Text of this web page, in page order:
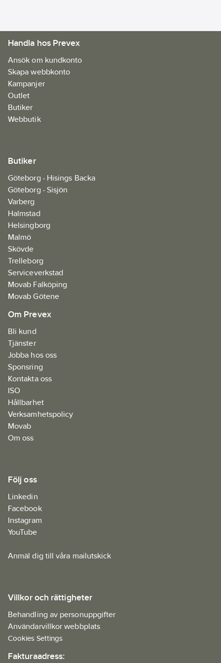
Handla hos Prevex
Ansök om kundkonto
Skapa webbkonto
Kampanjer
Outlet
Butiker
Webbutik
Butiker
Göteborg - Hisings Backa
Göteborg - Sisjön
Varberg
Halmstad
Helsingborg
Malmö
Skövde
Trelleborg
Serviceverkstad
Movab Falköping
Movab Götene
Om Prevex
Bli kund
Tjänster
Jobba hos oss
Sponsring
Kontakta oss
ISO
Hållbarhet
Verksamhetspolicy
Movab
Om oss
Följ oss
Linkedin
Facebook
Instagram
YouTube
Anmäl dig till våra mailutskick
Villkor och rättigheter
Behandling av personuppgifter
Användarvillkor webbplats
Cookies Settings
Fakturaadress: